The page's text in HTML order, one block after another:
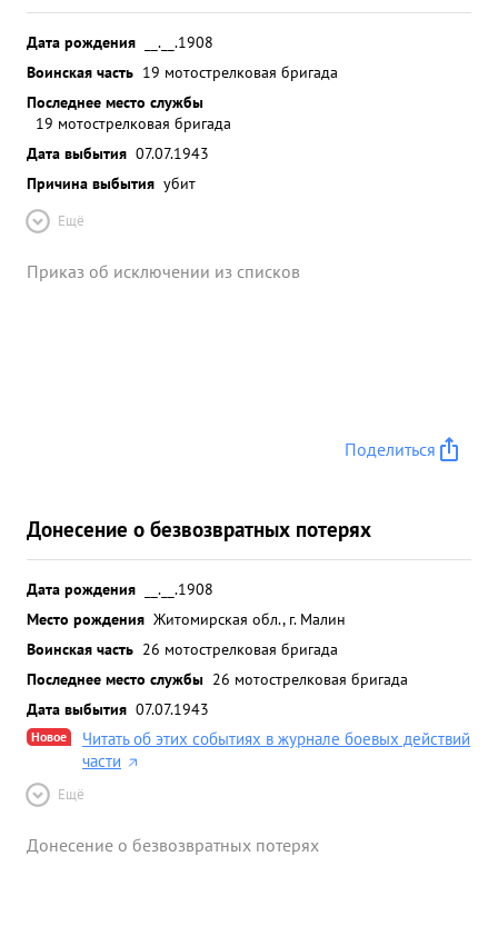
Дата рождения
__.__.1908
Воинская часть 19 мотострелковая бригада
Последнее место службы
19 мотострелковая бригада
Дата выбытия 07.07.1943
Причина выбытия убит
Ещё
Приказ об исключении из списков
Поделиться
Донесение о безвозвратных потерях
Дата рождения
__.__.1908
Место рождения Житомирская обл., г. Малин
Воинская часть 26 мотострелковая бригада
Последнее место службы 26 мотострелковая бригада
Дата выбытия 07.07.1943
Новое
Читать об этих событиях в журнале боевых действий
части
Ещё
Донесение о безвозвратных потерях